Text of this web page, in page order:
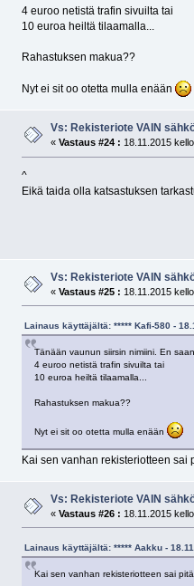
4 euroo netistä trafin sivuilta tai
10 euroa heiltä tilaamalla...
Rahastuksen makua??
Nyt ei sit oo otetta mulla enään
Vs: Rekisteriote VAIN
«Vastaus #24 : 18.11.2015
^
Eikä taida olla katsastuksen
Vs: Rekisteriote VAIN
«Vastaus #25 : 18.11.2015
Lainaus käyttäjältä: ***** Kafi-580 -
Tänään vaunun siirsin nimiini. En
4 euroo netistä trafin sivuilta tai
10 euroa heiltä tilaamalla...
Rahastuksen makua??
Nyt ei sit oo otetta mulla enään
Kai sen vanhan rekisteriotteen sai
Vs: Rekisteriote VAIN
«Vastaus #26 : 18.11.2015
Lainaus käyttäjältä: ***** Aakku -
Kai sen vanhan rekisteriotteen sai